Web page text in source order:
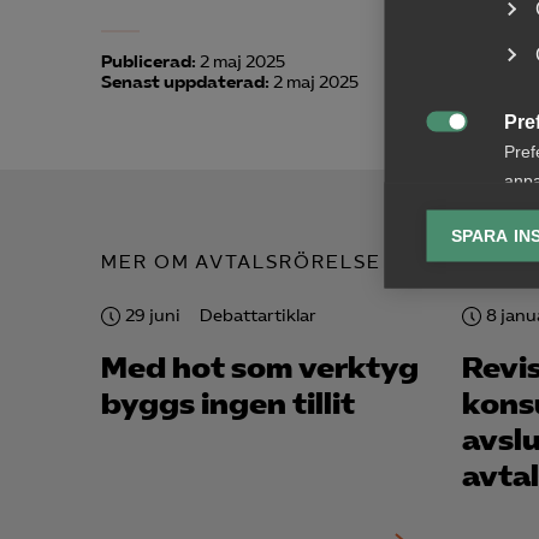

SPARA
Publicerad: 2 maj 2025
Senast uppdaterad: 2 maj 2025
MER OM AVTALSRÖRELSE
29 juni Debattartiklar
Med hot som verktyg
byggs ingen tillit
8